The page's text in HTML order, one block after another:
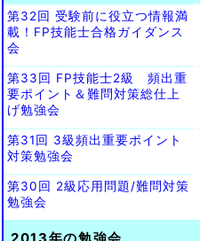
第32回 受験前に役立つ情報満
載！FP技能士合格ガイダンス
会
第33回 FP技能士2級 頻出重
要ポイント＆難問対策総仕上
げ勉強会
第31回 3級頻出重要ポイント
対策勉強会
第30回 2級応用問題/難問対策
勉強会